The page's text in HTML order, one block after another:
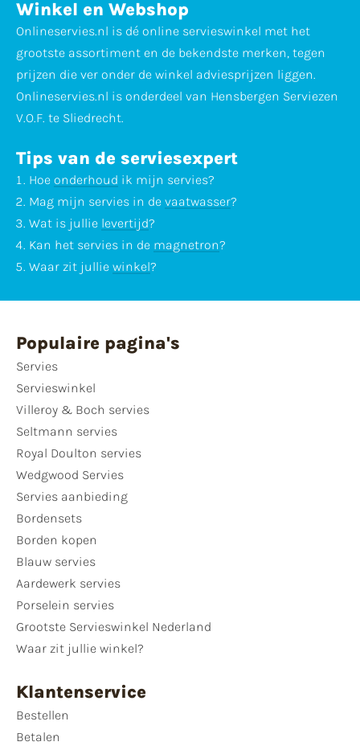
Winkel en Webshop
Onlineservies.nl is dé online servieswinkel met het
grootste assortiment en de bekendste merken, tegen
prijzen die ver onder de winkel adviesprijzen liggen.
Onlineservies.nl is onderdeel van Hensbergen Serviezen
V.O.F. te Sliedrecht.
Tips van de serviesexpert
Hoe onderhoud ik mijn servies?
Mag mijn servies in de vaatwasser?
Wat is jullie levertijd?
Kan het servies in de magnetron?
Waar zit jullie winkel?
Populaire pagina's
Servies
Servieswinkel
Villeroy & Boch servies
Seltmann servies
Royal Doulton servies
Wedgwood Servies
Servies aanbieding
Bordensets
Borden kopen
Blauw servies
Aardewerk servies
Porselein servies
Grootste Servieswinkel Nederland
Waar zit jullie winkel?
Klantenservice
Bestellen
Betalen